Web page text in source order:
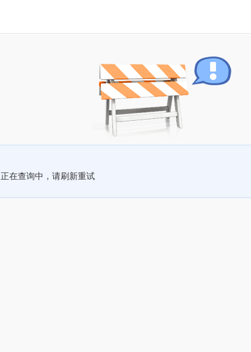
正在查询中，请刷新重试